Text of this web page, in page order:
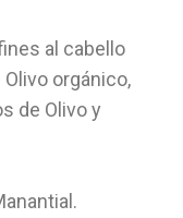
al cabello
orgánico,
de Olivo y